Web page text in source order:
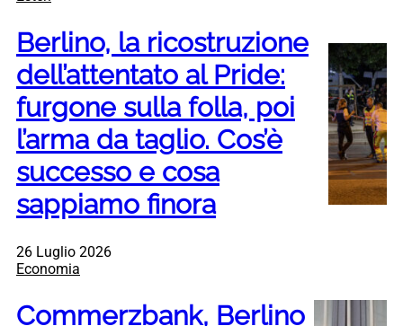
Berlino, la ricostruzione
dell’attentato al Pride:
furgone sulla folla, poi
l’arma da taglio. Cos’è
successo e cosa
sappiamo finora
26 Luglio 2026
Economia
Commerzbank, Berlino